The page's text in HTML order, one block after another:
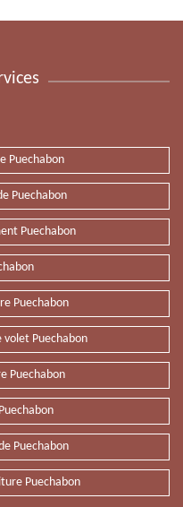
Puechabon
Puechabon
Puechabon
Puechabon
volet Puechabon
Puechabon
Puechabon
Puechabon